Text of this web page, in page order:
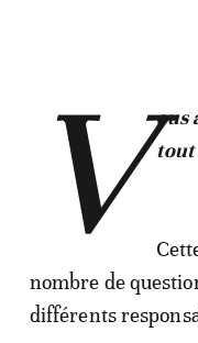
V ous
tout
nombre de
différents